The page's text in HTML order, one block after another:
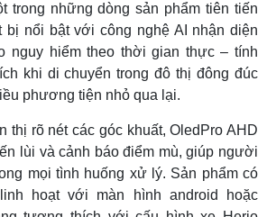
trong những dòng sản phẩm tiên tiến
bị nổi bật với công nghệ AI nhận diện
nguy hiểm theo thời gian thực – tính
khi di chuyển trong đô thị đông đúc
phương tiện nhỏ qua lại.
thị rõ nét các góc khuất, OledPro AHD
lùi và cảnh báo điểm mù, giúp người
mọi tình huống xử lý. Sản phẩm có
hoạt với màn hình android hoặc